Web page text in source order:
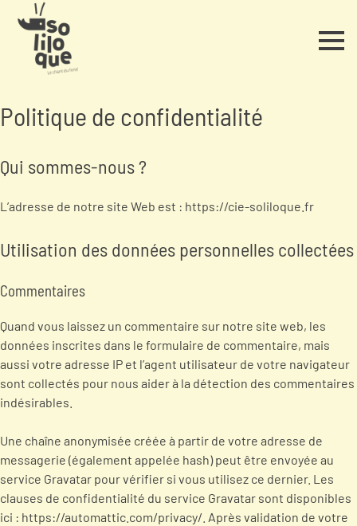
Politique de confidentialité
Qui sommes-nous ?
L’adresse de notre site Web est : https://cie-soliloque.fr
Utilisation des données personnelles collectées
Commentaires
Quand vous laissez un commentaire sur notre site web, les
données inscrites dans le formulaire de commentaire, mais
aussi votre adresse IP et l’agent utilisateur de votre navigateur
sont collectés pour nous aider à la détection des commentaires
indésirables.
Une chaîne anonymisée créée à partir de votre adresse de
messagerie (également appelée hash) peut être envoyée au
service Gravatar pour vérifier si vous utilisez ce dernier. Les
clauses de confidentialité du service Gravatar sont disponibles
ici : https://automattic.com/privacy/. Après validation de votre